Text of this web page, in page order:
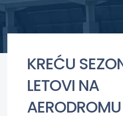
KREĆU
LETOVI NA
AERODROMU